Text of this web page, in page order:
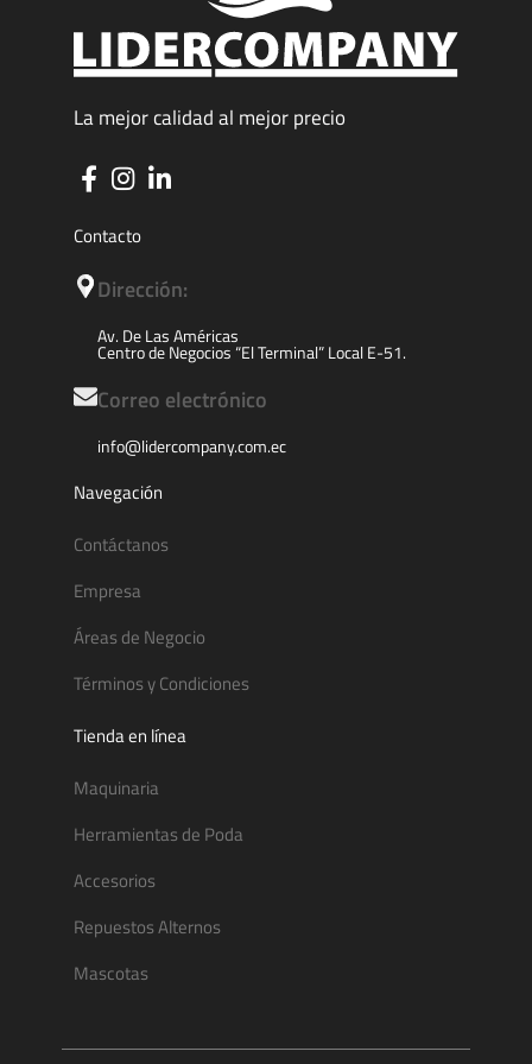
La mejor calidad al mejor precio
Contacto
Dirección:
Av. De Las Américas
Centro de Negocios “El Terminal” Local E-51.
Correo electrónico
info@lidercompany.com.ec
Navegación
Contáctanos
Empresa
Áreas de Negocio
Términos y Condiciones
Tienda en línea
Maquinaria
Herramientas de Poda
Accesorios
Repuestos Alternos
Mascotas